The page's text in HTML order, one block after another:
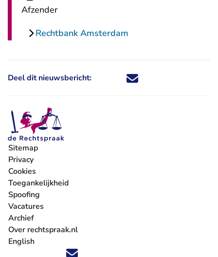
Afzender
Rechtbank Amsterdam
Deel dit nieuwsbericht: Deel dit nieuwsbericht via X -
Deel dit nieuwsbericht via
Deel dit nieuwsbericht
Deel dit
Volg ons op X (Twitter) - U verlaat Rechtspraak.nl
Volg ons op Facebook - U verlaat Rechtspraak.nl
Volg ons op Instagram - U verlaat Rechtspraak.nl
Volg ons op Youtube - U verlaat Rechtspraak.nl
Volg ons op LinkedIn - U verlaat
'Blijf op de hoogte' nieuwsbrief - U verlaat
Sitemap
Privacy
Cookies
Toegankelijkheid
Spoofing
Vacatures
- U verlaat Rechtspraak.nl
Archief
Over rechtspraak.nl
English